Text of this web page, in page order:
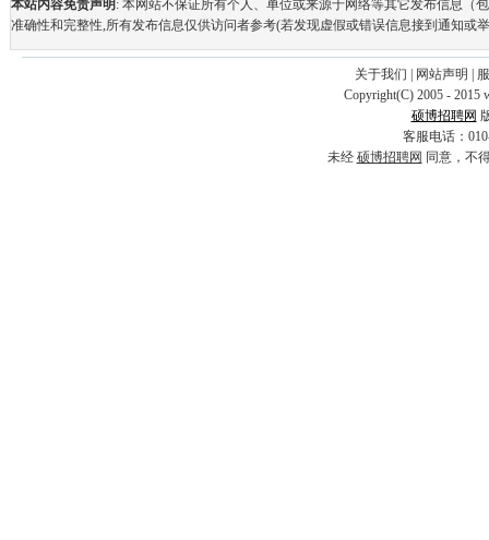
本站内容免责声明 : 本网站不保证所有个人、单位或来源于网络等其它发布信息（
准确性和完整性,所有发布信息仅供访问者参考(若发现虚假或错误信息接到通知或
关于我们 网站声明
Copyright(C) 2005 - 2015
硕博招聘网
客服电话：
未经 硕博招聘网 同意，不